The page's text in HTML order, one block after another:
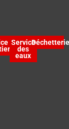
Service
des
eaux
Déchetterie